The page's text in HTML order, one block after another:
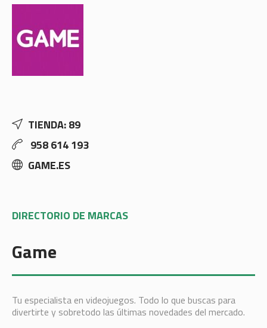
TIENDA: 89
958 614 193
GAME.ES
DIRECTORIO DE MARCAS
Game
Tu especialista en videojuegos. Todo lo que buscas para
divertirte y sobretodo las últimas novedades del mercado.